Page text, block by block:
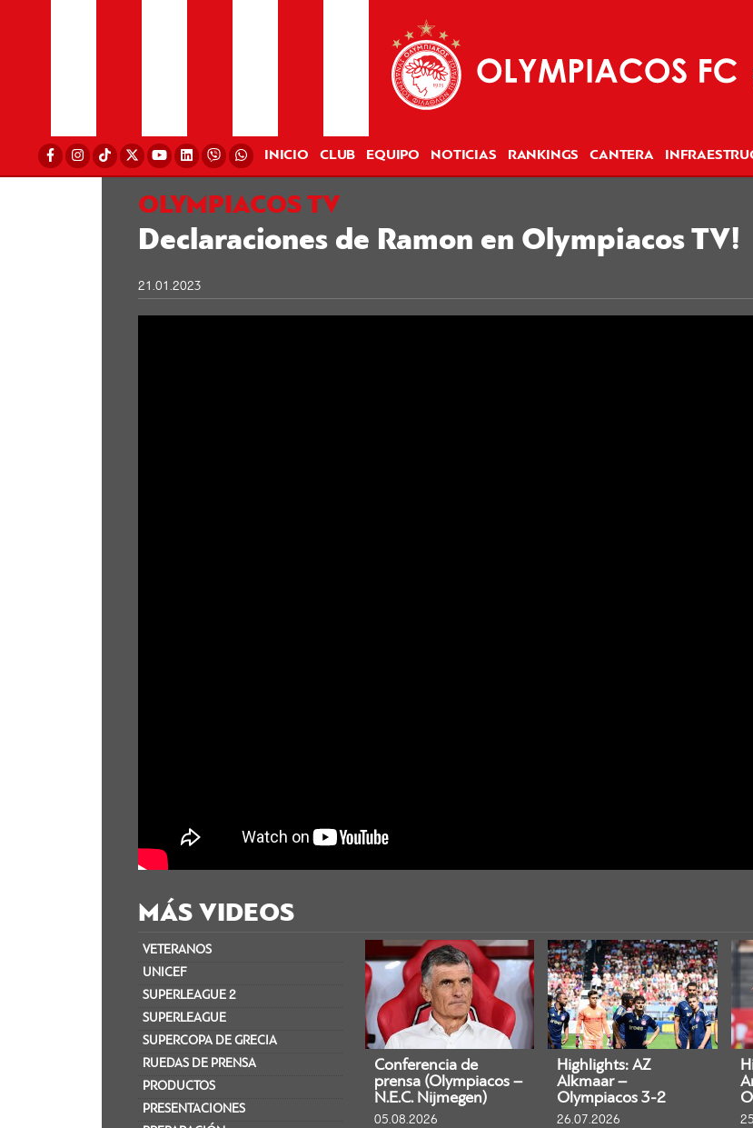
INICIO CLUB EQUIPO NOTICIAS RANKINGS CANTERA
OLYMPIACOS TV
Declaraciones de Ramon en Olympiacos TV!​
21.01.2023
MÁS VIDEOS
VETERANOS
UNICEF
SUPERLEAGUE 2
SUPERLEAGUE
SUPERCOPA DE GRECIA​
RUEDAS DE PRENSA
PRODUCTOS
PRESENTACIONES
Conferencia de
prensa (Olympiacos –
N.E.C. Nijmegen)
05.08.2026
Highlights: AZ
Alkmaar –
Olympiacos 3-2
26.07.2026